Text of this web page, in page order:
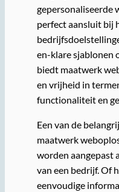
gepersonaliseerde
perfect aansluit bij
en-klare sjablonen
biedt maatwerk
en vrijheid in
functionaliteit en
Een van de
maatwerk
worden aangepast
van een bedrijf. Of
eenvoudige